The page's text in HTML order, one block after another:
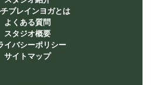
ブレインヨガとは
よくある質問
スタジオ概要
イバシーポリシー
サイトマップ